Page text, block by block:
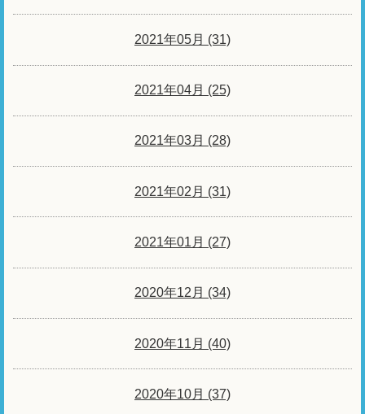
2021年05月 (31)
2021年04月 (25)
2021年03月 (28)
2021年02月 (31)
2021年01月 (27)
2020年12月 (34)
2020年11月 (40)
2020年10月 (37)